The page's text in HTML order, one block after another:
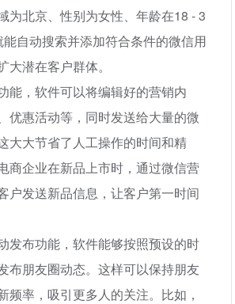
为北京、性别为女性、年龄在18 - 3
自动搜索并添加符合条件的微信用
大潜在客户群体。
能，软件可以将编辑好的营销内
优惠活动等，同时发送给大量的微
大大节省了人工操作的时间和精
商企业在新品上市时，通过微信营
户发送新品信息，让客户第一时间
发布功能，软件能够按照预设的时
布朋友圈动态。这样可以保持朋友
频率，吸引更多人的关注。比如，